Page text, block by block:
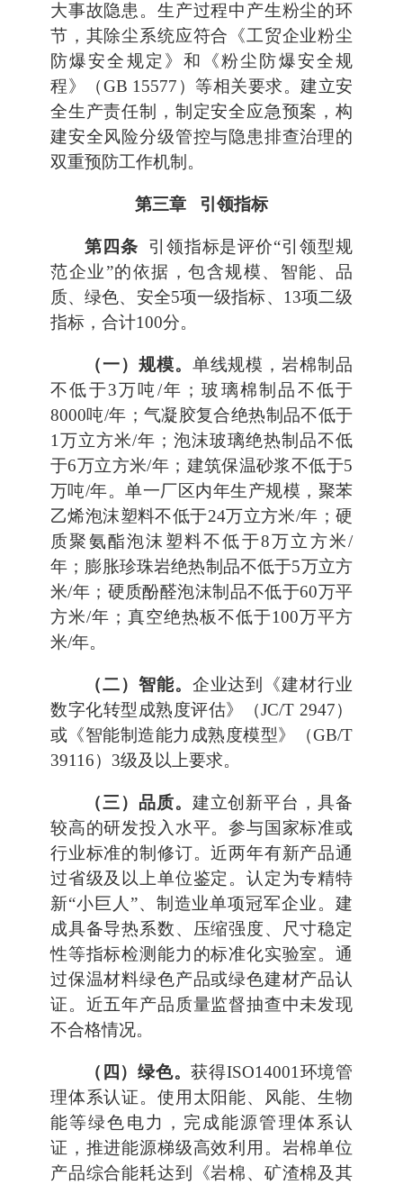
大事故隐患。生产过程中产生粉尘的环
节，其除尘系统应符合《工贸企业粉尘
防爆安全规定》和《粉尘防爆安全规
程》（GB 15577）等相关要求。建立安
全生产责任制，制定安全应急预案，构
建安全风险分级管控与隐患排查治理的
双重预防工作机制。
第三章 引领指标
第四条 引领指标是评价“引领型规
范企业”的依据，包含规模、智能、品
质、绿色、安全5项一级指标、13项二级
指标，合计100分。
（一）规模。 单线规模，岩棉制品
不低于3万吨/年；玻璃棉制品不低于
8000吨/年；气凝胶复合绝热制品不低于
1万立方米/年；泡沫玻璃绝热制品不低
于6万立方米/年；建筑保温砂浆不低于5
万吨/年。单一厂区内年生产规模，聚苯
乙烯泡沫塑料不低于24万立方米/年；硬
质聚氨酯泡沫塑料不低于8万立方米/
年；膨胀珍珠岩绝热制品不低于5万立方
米/年；硬质酚醛泡沫制品不低于60万平
方米/年；真空绝热板不低于100万平方
米/年。
（二）智能。 企业达到《建材行业
数字化转型成熟度评估》（JC/T 2947）
或《智能制造能力成熟度模型》（GB/T
39116）3级及以上要求。
（三）品质。 建立创新平台，具备
较高的研发投入水平。参与国家标准或
行业标准的制修订。近两年有新产品通
过省级及以上单位鉴定。认定为专精特
新“小巨人”、制造业单项冠军企业。建
成具备导热系数、压缩强度、尺寸稳定
性等指标检测能力的标准化实验室。通
过保温材料绿色产品或绿色建材产品认
证。近五年产品质量监督抽查中未发现
不合格情况。
（四）绿色。获得ISO14001环境管
理体系认证。使用太阳能、风能、生物
能等绿色电力，完成能源管理体系认
证，推进能源梯级高效利用。岩棉单位
产品综合能耗达到《岩棉、矿渣棉及其